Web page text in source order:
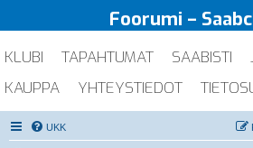
Foorumi –
KLUBI TAPAHTUMAT SAABISTI
KAUPPA
YHTEYSTIEDOT
UKK